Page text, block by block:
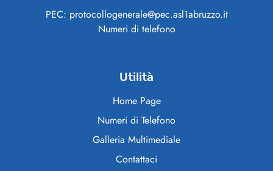
PEC: protocollogenerale@pec.asl1abruzzo.it
Numeri di telefono
Utilità
Home Page
Numeri di Telefono
Galleria Multimediale
Contattaci